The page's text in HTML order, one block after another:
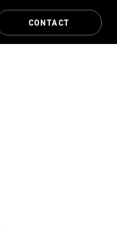
CONTACT